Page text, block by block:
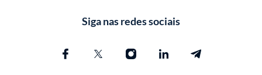
Siga nas redes sociais